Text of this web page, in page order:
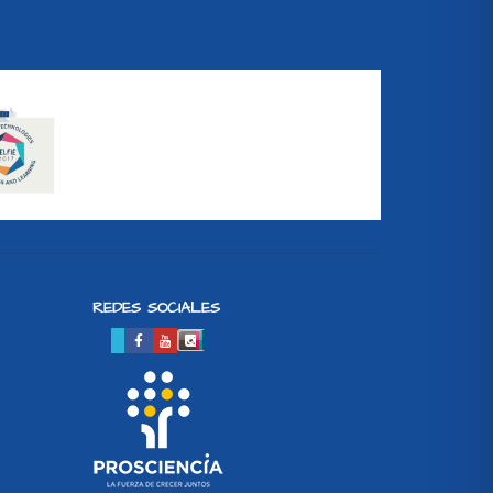
REDES SOCIALES